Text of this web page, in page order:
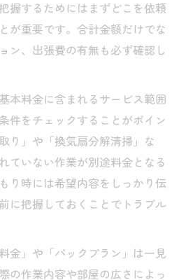
握するためにはまずどこを依頼
が重要です。合計金額だけでな
ン、出張費の有無も必ず確認し
本料金に含まれるサービス範囲
件をチェックすることがポイン
り」や「換気扇分解清掃」な
ていない作業が別途料金となる
り時には希望内容をしっかり伝
に把握しておくことでトラブル
金」や「パックプラン」は一見
の作業内容や部屋の広さによっ